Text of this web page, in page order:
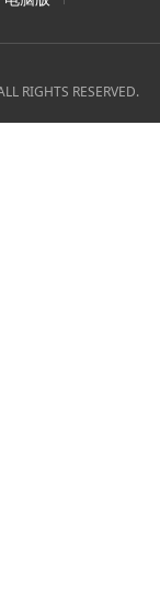
RIGHTS RESERVED.